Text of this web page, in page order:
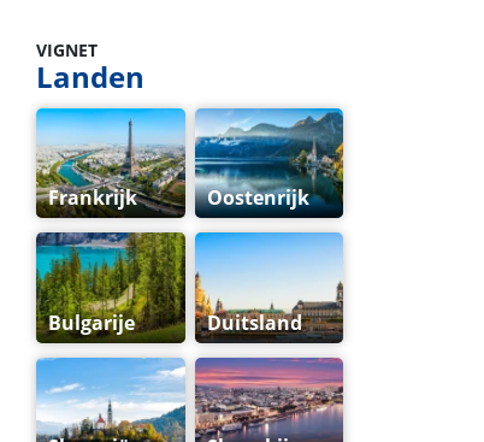
VIGNET
Landen
Frankrijk Oostenrijk
Bulgarije Duitsland